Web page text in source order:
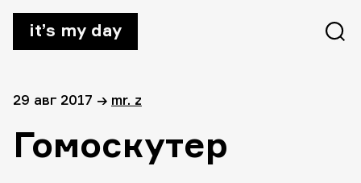
it’s my day
29 авг 2017 → mr. z
Гомоскутер